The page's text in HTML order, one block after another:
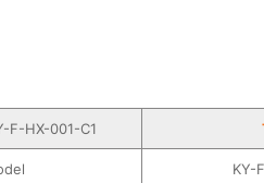
F-HX-001-C1
KY-